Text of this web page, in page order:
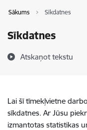
Sākums Sīkdatnes
Sīkdatnes
Atskaņot tekstu
Lai šī tīmekļvietne
sīkdatnes. Ar Jūsu
izmantotas statistikas